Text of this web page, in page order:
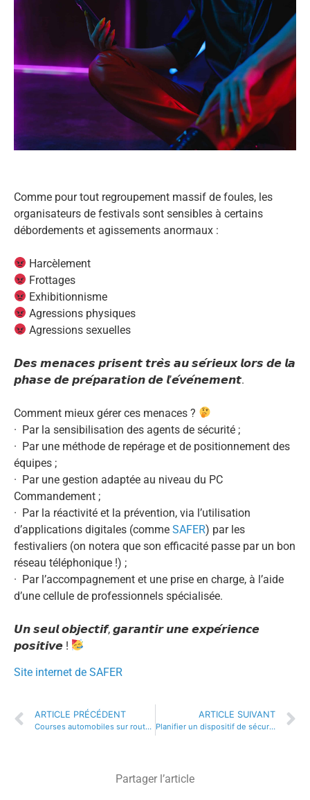
Comme pour tout regroupement massif de foules, les
organisateurs de festivals sont sensibles à certains
débordements et agissements anormaux :
Harcèlement
Frottages
Exhibitionnisme
Agressions physiques
Agressions sexuelles
𝘿𝙚𝙨 𝙢𝙚𝙣𝙖𝙘𝙚𝙨 𝙥𝙧𝙞𝙨𝙚𝙣𝙩 𝙩𝙧𝙚̀𝙨 𝙖𝙪 𝙨𝙚́𝙧𝙞𝙚𝙪𝙭 𝙡𝙤𝙧𝙨 𝙙𝙚 𝙡𝙖
𝙥𝙝𝙖𝙨𝙚 𝙙𝙚 𝙥𝙧𝙚́𝙥𝙖𝙧𝙖𝙩𝙞𝙤𝙣 𝙙𝙚 𝙡’𝙚́𝙫𝙚́𝙣𝙚𝙢𝙚𝙣𝙩.
Comment mieux gérer ces menaces ?
· Par la sensibilisation des agents de sécurité ;
· Par une méthode de repérage et de positionnement des
équipes ;
· Par une gestion adaptée au niveau du PC
Commandement ;
· Par la réactivité et la prévention, via l’utilisation
d’applications digitales (comme SAFER) par les
festivaliers (on notera que son efficacité passe par un bon
réseau téléphonique !) ;
· Par l’accompagnement et une prise en charge, à l’aide
d’une cellule de professionnels spécialisée.
𝙐𝙣 𝙨𝙚𝙪𝙡 𝙤𝙗𝙟𝙚𝙘𝙩𝙞𝙛, 𝙜𝙖𝙧𝙖𝙣𝙩𝙞𝙧 𝙪𝙣𝙚 𝙚𝙭𝙥𝙚́𝙧𝙞𝙚𝙣𝙘𝙚
𝙥𝙤𝙨𝙞𝙩𝙞𝙫𝙚 !
Site internet de SAFER
ARTICLE PRÉCÉDENT
Courses automobiles sur route : un risque accru pour l’organisateur
ARTICLE SUIVANT
Planifier un dispositif de sécurité, c’est intégrer tous les paramètres.
Partager l’article